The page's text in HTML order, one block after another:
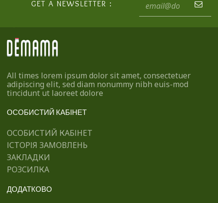
GET A NEWSLETTER :
All times lorem ipsum dolor sit amet, consectetuer
adipiscing elit, sed diam nonummy nibh euis-mod
tincidunt ut laoreet dolore
ОСОБИСТИЙ КАБІНЕТ
ОСОБИСТИЙ КАБІНЕТ
ІСТОРІЯ ЗАМОВЛЕНЬ
ЗАКЛАДКИ
РОЗСИЛКА
ДОДАТКОВО